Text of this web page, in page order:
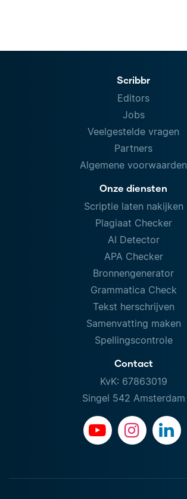
Scribbr
Editors
Jobs
Veelgestelde vragen
Partners
Algemene voorwaarden
Onze diensten
Scriptie laten nakijken
Plagiaat Checker
AI Detector
APA Checker
Bronnengenerator
Grammatica Check
Tekst herschrijven
Samenvatting maken
Spellingscontrole
Contact
KvK: 67863019
Singel 542 Amsterdam